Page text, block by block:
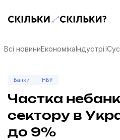
Скільки-скільки? — Медіа
Всі новиниЕкономікаІндустрії
Банки НБУ
Частка
сектору в
до 9%